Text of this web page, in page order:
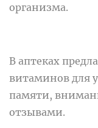
организма.
В аптеках
витаминов для
памяти,
отзывами.